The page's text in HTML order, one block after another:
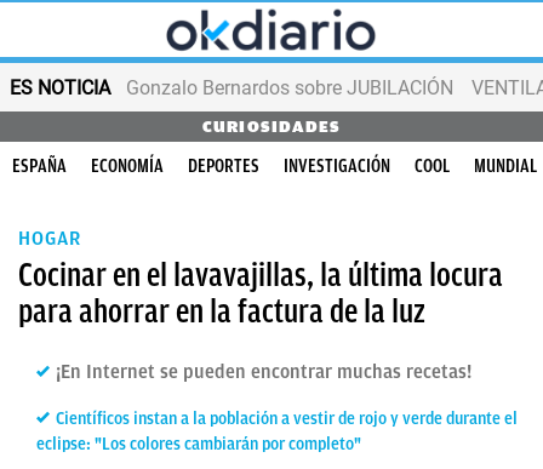
ES NOTICIA Gonzalo Bernardos sobre JUBILACIÓN
CURIOSIDADES
ESPAÑA ECONOMÍA DEPORTES INVESTIGACIÓN COOL MUNDIAL
HOGAR
Cocinar en el lavavajillas, la última locura
para ahorrar en la factura de la luz
¡En Internet se pueden encontrar muchas recetas!
Científicos instan a la población a vestir de rojo y verde durante el
eclipse: "Los colores cambiarán por completo"